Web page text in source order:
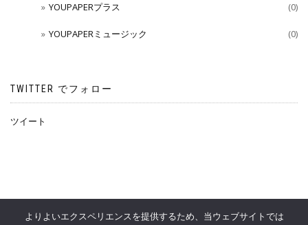
YOUPAPERプラス (0)
YOUPAPERミュージック (0)
TWITTER でフォロー
ツイート
よりよいエクスペリエンスを提供するため、当ウェブサイトでは